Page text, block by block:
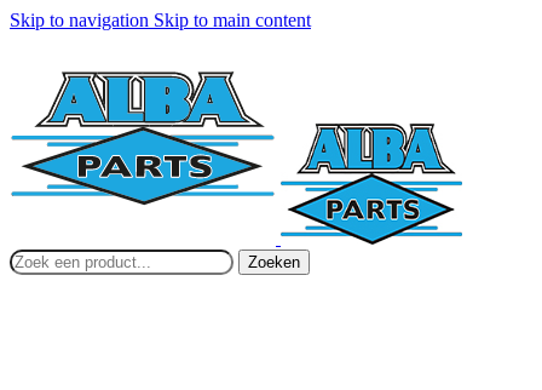
Skip to navigation Skip to main content
Zoeken